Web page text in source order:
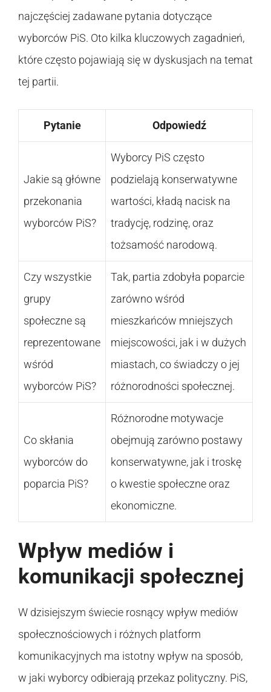
najczęściej zadawane pytania dotyczące
wyborców PiS. Oto kilka kluczowych zagadnień,
które często pojawiają się w dyskusjach na temat
tej partii.
Pytanie Odpowiedź
Jakie są główne
przekonania
wyborców PiS?
Wyborcy PiS często
podzielają konserwatywne
wartości, kładą nacisk na
tradycję, rodzinę, oraz
tożsamość narodową.
Czy wszystkie
grupy
społeczne są
reprezentowane
wśród
wyborców PiS?
Tak, partia zdobyła poparcie
zarówno wśród
mieszkańców mniejszych
miejscowości, jak i w dużych
miastach, co świadczy o jej
różnorodności społecznej.
Co skłania
wyborców do
poparcia PiS?
Różnorodne motywacje
obejmują zarówno postawy
konserwatywne, jak i troskę
o kwestie społeczne oraz
ekonomiczne.
Wpływ mediów i
komunikacji społecznej
W dzisiejszym świecie rosnący wpływ mediów
społecznościowych i różnych platform
komunikacyjnych ma istotny wpływ na sposób,
w jaki wyborcy odbierają przekaz polityczny. PiS,